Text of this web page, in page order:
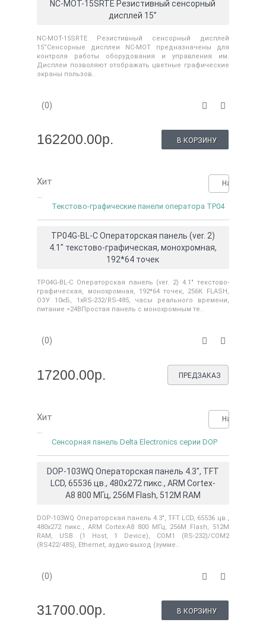
NC-MOT-15SRTE Резистивный сенсорный
дисплей 15’’
NC-MOT-15SRTE Резистивный сенсорный дисплей
15’’Сенсорные дисплеи NC-MOT предназначены для
контроля работы оборудования и управления им.
Дисплеи позволяют отображать цветные графические
экраны пользов..
(0)
162200.00р. В КОРЗИНУ
Хит Нашли
...
Текстово-графические панели оператора TP04
TP04G-BL-C Операторская панель (ver. 2)
4.1" текстово-графическая, монохромная,
192*64 точек
TP04G-BL-C Операторская панель (ver. 2) 4.1" текстово-
графическая, монохромная, 192*64 точек, 256К FLASH,
ОЗУ 10кБ, 1хRS-232/RS-485, часы реального времени,
питание =24ВПростая панель с монохромным те..
(0)
17200.00р. ПРЕДЗАКАЗ
Хит Нашли
...
Сенсорная панель Delta Electronics серии DOP
DOP-103WQ Операторская панель 4.3", TFT
LCD, 65536 цв., 480x272 пикс., ARM Cortex-
A8 800 МГц, 256M Flash, 512M RAM
DOP-103WQ Операторская панель 4.3", TFT LCD, 65536 цв.,
480x272 пикс., ARM Cortex-A8 800 МГц, 256M Flash, 512M
RAM, USB (1 Host, 1 Device), COM1 (RS-232)/COM2
(RS422/485), Ethernet, аудио-выход (зумме..
(0)
31700.00р. В КОРЗИНУ